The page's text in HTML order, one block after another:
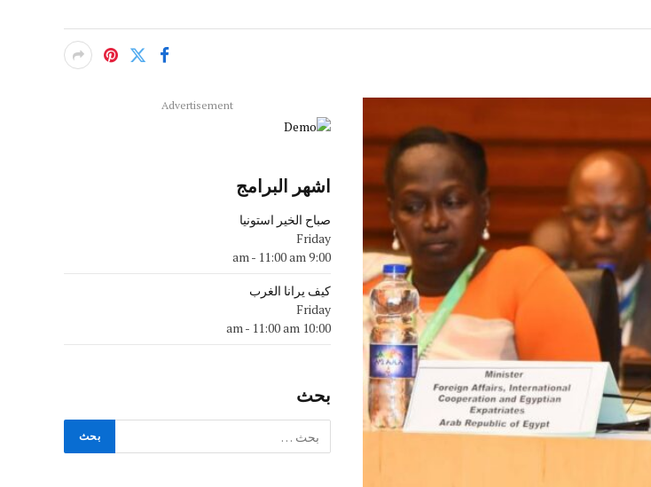
Advertisement
اشهر البرامج
صباح الخير استونيا
Friday
9:00 am
- 11:00 am
كيف يرانا الغرب
Friday
10:00 am
- 11:00 am
بحث